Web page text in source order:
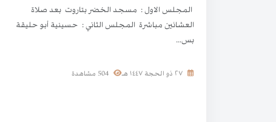
المجلس الاول : مسجد الخضر بتاروت بعد صلاة
العشائين مباشرة المجلس الثاني : حسينية أبو حليقة
بس...